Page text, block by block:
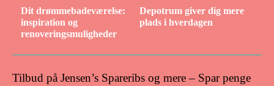
Dit drømmebadeværelse:
inspiration og
renoveringsmuligheder
Depotrum giver dig mere
plads i hverdagen
Tilbud på Jensen’s Spareribs og mere – Spar penge